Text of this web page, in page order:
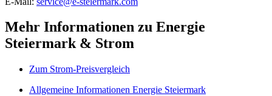
Mehr Informationen zu Energie
Steiermark & Strom
Zum Strom-Preisvergleich
Allgemeine Informationen Energie Steiermark